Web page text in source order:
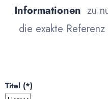
Informationen zu
die exakte
Titel (*)